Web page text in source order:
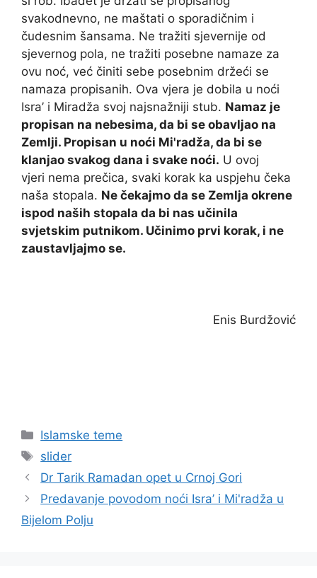
svakodnevno, ne maštati o sporadičnim i
čudesnim šansama. Ne tražiti sjevernije od
sjevernog pola, ne tražiti posebne namaze za
ovu noć, već činiti sebe posebnim držeći se
namaza propisanih. Ova vjera je dobila u noći
Isra’ i Miradža svoj najsnažniji stub. Namaz je
propisan na nebesima, da bi se obavljao na
Zemlji. Propisan u noći Mi'radža, da bi se
klanjao svakog dana i svake noći. U ovoj
vjeri nema prečica, svaki korak ka uspjehu čeka
naša stopala. Ne čekajmo da se Zemlja okrene
ispod naših stopala da bi nas učinila
svjetskim putnikom. Učinimo prvi korak, i ne
zaustavljajmo se.
Enis Burdžović
Kategorije
Islamske teme
Oznake
slider
Dr Tarik Ramadan opet u Crnoj Gori
Predavanje povodom noći Isra’ i Mi'radža u
Bijelom Polju